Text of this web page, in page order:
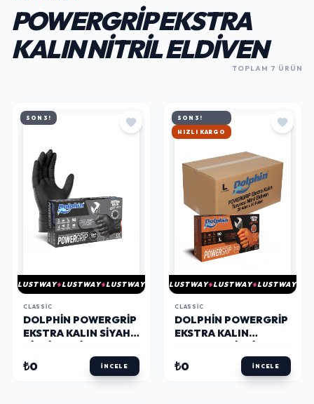
POWERGRIP EKSTRA
KALIN NITRIL ELDIVEN
TOPLAM 7 ÜRÜN
SON 3!
LUSTWAY LUSTWAY LUSTWAY
CLASSIC
DOLPHIN POWERGRIP
EKSTRA KALIN SIYAH
ELMAS DOKULU
M 50 ADET
₺0 İNCELE
SON 3!
HIZLI KARGO
LUSTWAY LUSTWAY LUSTWAY
CLASSIC
DOLPHIN POWERGRIP
EKSTRA KALIN
ELDIVEN ELMAS
DOKULU L 50 ADET X
20 PAKET - KOLI
₺0 İNCELE